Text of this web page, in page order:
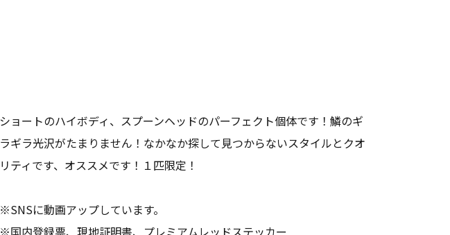
ショートのハイボディ、スプーンヘッドのパーフェクト個体です！鱗のギ
ラギラ光沢がたまりません！なかなか探して見つからないスタイルとクオ
リティです、オススメです！１匹限定！
※SNSに動画アップしています。